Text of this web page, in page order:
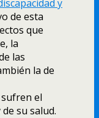
y
de esta
que
la
las
la de
el
su salud.